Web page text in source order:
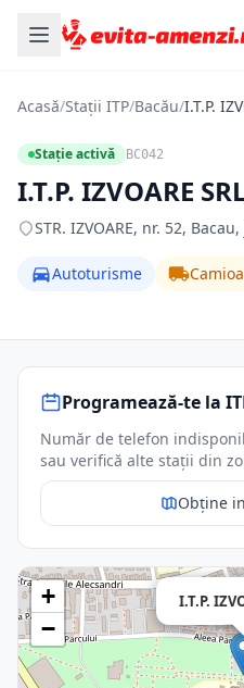
Acasă/Stații ITP/Bacău/I.T.P.
Stație activă BC042
I.T.P. IZVOARE
STR. IZVOARE, nr. 52,
Autoturisme
Programează-te la
Număr de telefon
sau verifică alte stații din
Obține
I.T.P.
+
−